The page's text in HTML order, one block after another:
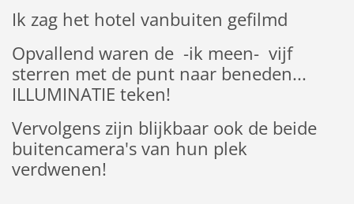
Ik zag het hotel vanbuiten gefilmd
Opvallend waren de -ik meen- vijf
sterren met de punt naar beneden...
ILLUMINATIE teken!
Vervolgens zijn blijkbaar ook de beide
buitencamera's van hun plek
verdwenen!